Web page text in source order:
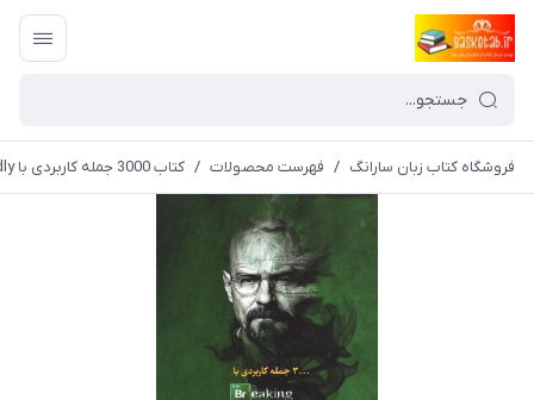
فروشگاه کتاب زبان سارانگ / فهرست محصولات / کتاب 3000 جمله کاربردی با Breaking English Badly